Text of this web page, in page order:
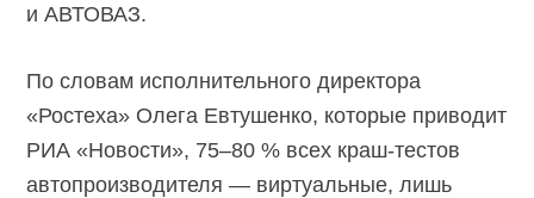
и АВТОВАЗ.
По словам исполнительного директора
«Ростеха» Олега Евтушенко, которые приводит
РИА «Новости», 75–80 % всех краш-тестов
автопроизводителя — виртуальные, лишь